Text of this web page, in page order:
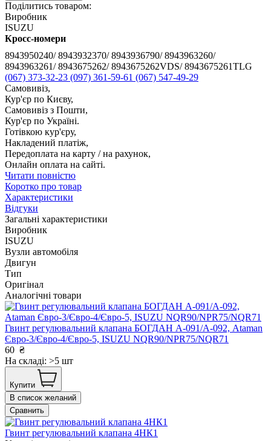
Поділитись товаром:
Виробник
ISUZU
Кросс-номери
8943950240/ 8943932370/ 8943936790/ 8943963260/
8943963261/ 8943675262/ 8943675262VDS/ 8943675261TLG
(067) 373-32-23 (097) 361-59-61 (067) 547-49-29
Самовивіз,
Кур'єр по Києву,
Самовивіз з Пошти,
Кур'єр по Україні.
Готівкою кур'єру,
Накладений платіж,
Передоплата на карту / на рахунок,
Онлайн оплата на сайті.
Читати повністю
Коротко про товар
Характеристики
Відгуки
Загальні характеристики
Виробник
ISUZU
Вузли автомобіля
Двигун
Тип
Оригінал
Аналогічні товари
Гвинт регулювальний клапана БОГДАН А-091/А-092, Ataman
Євро-3/Євро-4/Євро-5, ISUZU NQR90/NPR75/NQR71
60 ₴
На складі: >5 шт
Купити
В список желаний
Сравнить
Гвинт регулювальний клапана 4НК1